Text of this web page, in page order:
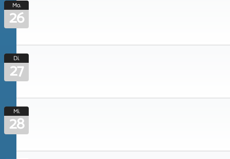
Mo.
26
Di.
27
Mi.
28